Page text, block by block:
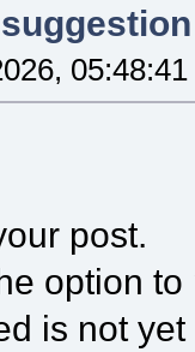
post.
option
is not